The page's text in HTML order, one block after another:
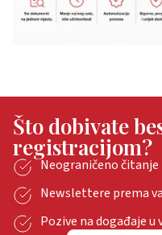
Što dobivate
registracijom?
Neograničeno čitanje
Newslettere prema
Pozive na događaje u